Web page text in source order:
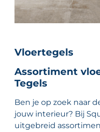
Vloertegels
Assortiment
Tegels
Ben je op zoek naar
jouw interieur? Bij
uitgebreid